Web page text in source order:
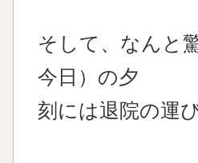
そして、なんと
今日）の夕
刻には退院の運